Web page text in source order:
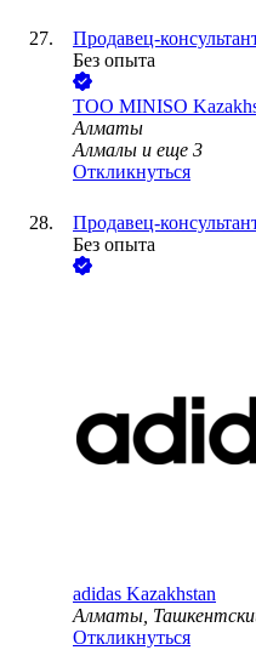
Продавец-
Без опыта
ТОО MINISO
Алматы
Алмалы и еще 3
Откликнуться
Продавец-
Без опыта
adidas Kazakhstan
Алматы,
Откликнуться